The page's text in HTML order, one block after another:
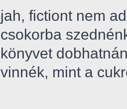
jah, fictiont nem
csokorba
könyvet
vinnék, mint a